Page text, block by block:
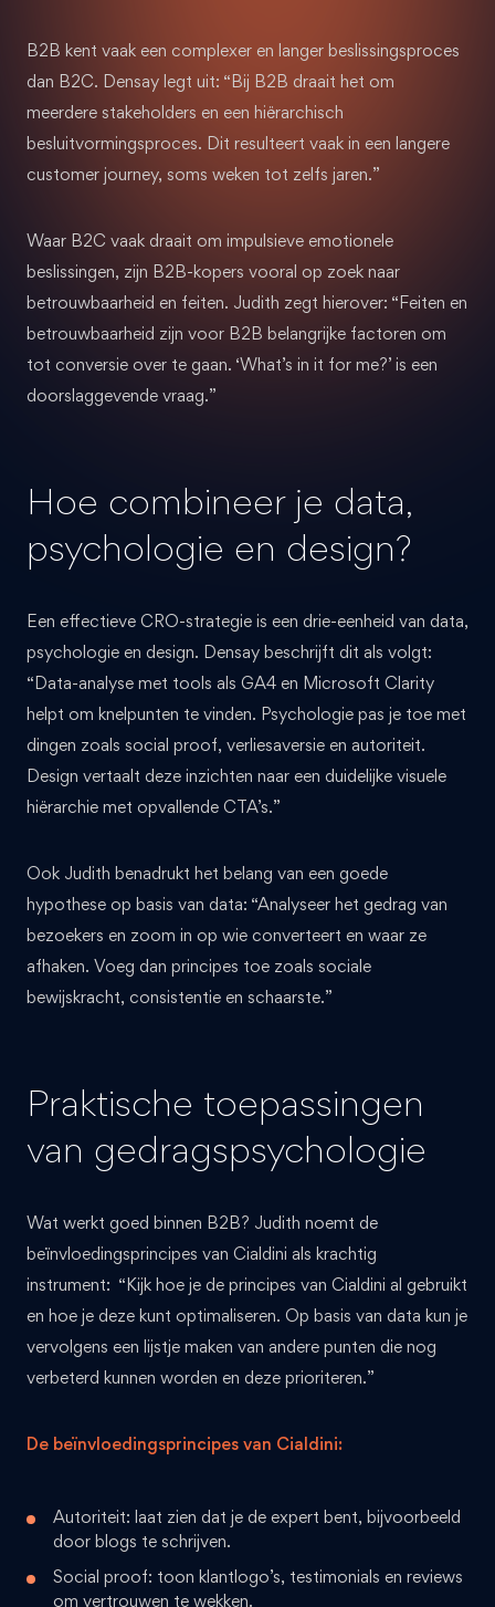
B2B kent vaak een complexer en langer beslissingsproces
dan B2C. Densay legt uit: “Bij B2B draait het om
meerdere stakeholders en een hiërarchisch
besluitvormingsproces. Dit resulteert vaak in een langere
customer journey, soms weken tot zelfs jaren.”
Waar B2C vaak draait om impulsieve emotionele
beslissingen, zijn B2B-kopers vooral op zoek naar
betrouwbaarheid en feiten. Judith zegt hierover: “Feiten en
betrouwbaarheid zijn voor B2B belangrijke factoren om
tot conversie over te gaan. ‘What’s in it for me?’ is een
doorslaggevende vraag.”
Hoe combineer je data,
psychologie en design?
Een effectieve CRO-strategie is een drie-eenheid van data,
psychologie en design. Densay beschrijft dit als volgt:
“Data-analyse met tools als GA4 en Microsoft Clarity
helpt om knelpunten te vinden. Psychologie pas je toe met
dingen zoals social proof, verliesaversie en autoriteit.
Design vertaalt deze inzichten naar een duidelijke visuele
hiërarchie met opvallende CTA’s.”
Ook Judith benadrukt het belang van een goede
hypothese op basis van data: “Analyseer het gedrag van
bezoekers en zoom in op wie converteert en waar ze
afhaken. Voeg dan principes toe zoals sociale
bewijskracht, consistentie en schaarste.”
Praktische toepassingen
van gedragspsychologie
Wat werkt goed binnen B2B? Judith noemt de
beïnvloedingsprincipes van Cialdini als krachtig
instrument: “Kijk hoe je de principes van Cialdini al gebruikt
en hoe je deze kunt optimaliseren. Op basis van data kun je
vervolgens een lijstje maken van andere punten die nog
verbeterd kunnen worden en deze prioriteren.”
De beïnvloedingsprincipes van Cialdini:
Autoriteit: laat zien dat je de expert bent, bijvoorbeeld
door blogs te schrijven.
Social proof: toon klantlogo’s, testimonials en reviews
om vertrouwen te wekken.